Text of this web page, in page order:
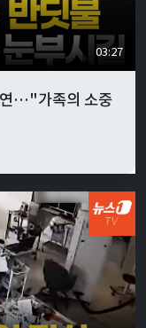
03:27
연…"가족의 소중